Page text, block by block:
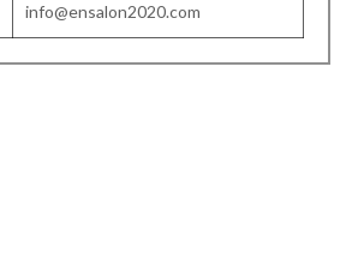
info@ensalon2020.com